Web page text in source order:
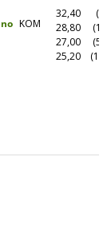
KOM
32,40
28,80
27,00
25,20